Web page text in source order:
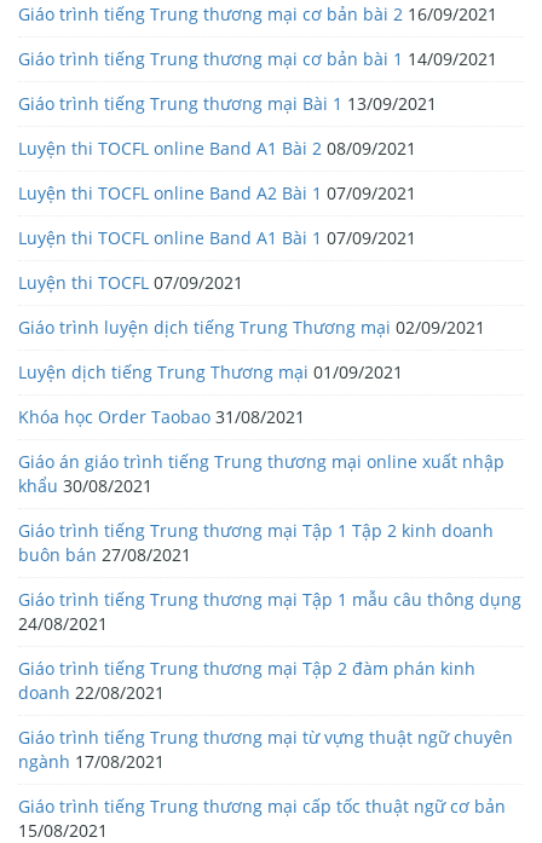
Giáo trình tiếng Trung thương mại cơ bản bài 2 16/09/2021
Giáo trình tiếng Trung thương mại cơ bản bài 1 14/09/2021
Giáo trình tiếng Trung thương mại Bài 1 13/09/2021
Luyện thi TOCFL online Band A1 Bài 2 08/09/2021
Luyện thi TOCFL online Band A2 Bài 1 07/09/2021
Luyện thi TOCFL online Band A1 Bài 1 07/09/2021
Luyện thi TOCFL 07/09/2021
Giáo trình luyện dịch tiếng Trung Thương mại 02/09/2021
Luyện dịch tiếng Trung Thương mại 01/09/2021
Khóa học Order Taobao 31/08/2021
Giáo án giáo trình tiếng Trung thương mại online xuất nhập
khẩu 30/08/2021
Giáo trình tiếng Trung thương mại Tập 1 Tập 2 kinh doanh
buôn bán 27/08/2021
Giáo trình tiếng Trung thương mại Tập 1 mẫu câu thông dụng
24/08/2021
Giáo trình tiếng Trung thương mại Tập 2 đàm phán kinh
doanh 22/08/2021
Giáo trình tiếng Trung thương mại từ vựng thuật ngữ chuyên
ngành 17/08/2021
Giáo trình tiếng Trung thương mại cấp tốc thuật ngữ cơ bản
15/08/2021